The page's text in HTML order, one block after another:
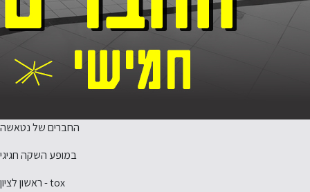
החברים של נטאשה
במופע השקה חגיגי
tox - ראשון לציון